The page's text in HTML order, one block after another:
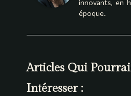
innovants, en
époque.
Articles Qui
Intéresser :